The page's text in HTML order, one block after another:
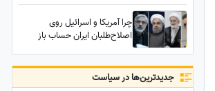
چرا آمریکا و اسرائیل روی
اصلاح‌طلبان ایران حساب باز
جنجالی
جدید‌ترین‌ها در سیاست